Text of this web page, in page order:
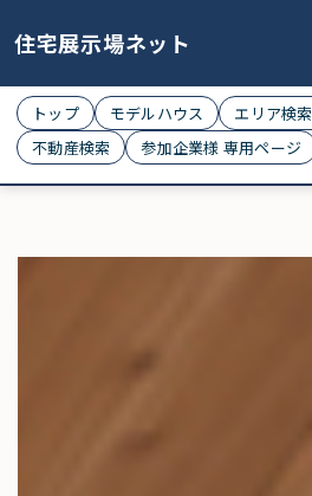
住宅展示場ネット
トップ モデルハウス エリア検索
不動産検索
参加企業様 専用ページ